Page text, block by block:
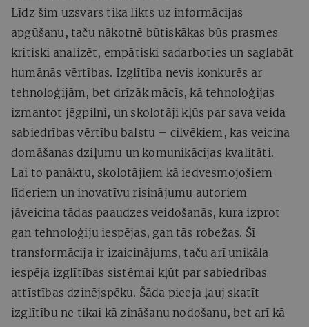
Līdz šim uzsvars tika likts uz informācijas
apgūšanu, taču nākotnē būtiskākas būs prasmes
kritiski analizēt, empātiski sadarboties un saglabāt
humānās vērtības. Izglītība nevis konkurēs ar
tehnoloģijām, bet drīzāk mācīs, kā tehnoloģijas
izmantot jēgpilni, un skolotāji kļūs par sava veida
sabiedrības vērtību balstu – cilvēkiem, kas veicina
domāšanas dziļumu un komunikācijas kvalitāti.
Lai to panāktu, skolotājiem kā iedvesmojošiem
līderiem un inovatīvu risinājumu autoriem
jāveicina tādas paaudzes veidošanās, kura izprot
gan tehnoloģiju iespējas, gan tās robežas. Šī
transformācija ir izaicinājums, taču arī unikāla
iespēja izglītības sistēmai kļūt par sabiedrības
attīstības dzinējspēku. Šāda pieeja ļauj skatīt
izglītību ne tikai kā zināšanu nodošanu, bet arī kā